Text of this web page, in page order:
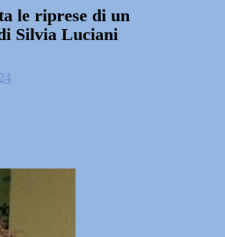
le riprese di un
Silvia Luciani